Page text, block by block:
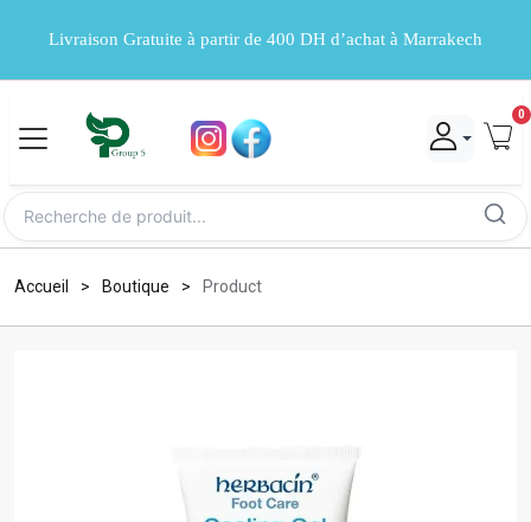
Livraison Gratuite à partir de 400 DH d’achat à Marrakech
0
Accueil Boutique Product